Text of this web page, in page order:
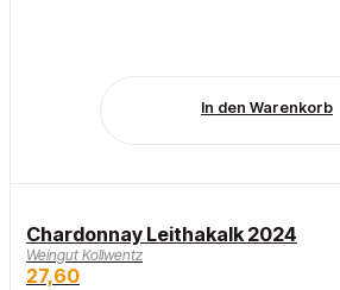
In den Warenkorb
Chardonnay Leithakalk 2024
Weingut Kollwentz
27,60